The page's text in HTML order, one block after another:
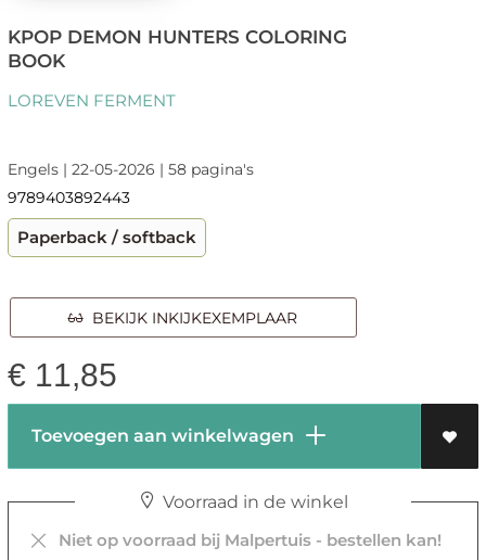
KPOP DEMON HUNTERS COLORING
BOOK
LOREVEN FERMENT
Engels | 22-05-2026 | 58 pagina's
9789403892443
Paperback / softback
BEKIJK INKIJKEXEMPLAAR
€ 11,85
Toevoegen aan winkelwagen
Voorraad in de winkel
Niet op voorraad bij Malpertuis - bestellen kan!